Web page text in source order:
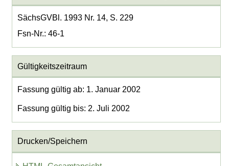
SächsGVBl. 1993 Nr. 14, S. 229
Fsn-Nr.: 46-1
Gültigkeitszeitraum
Fassung gültig ab: 1. Januar 2002
Fassung gültig bis: 2. Juli 2002
Drucken/Speichern